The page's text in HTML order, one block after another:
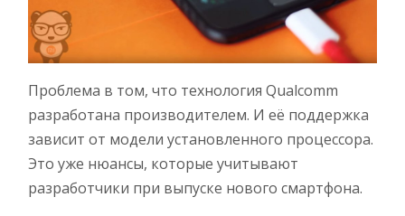
Проблема в том, что технология Qualcomm
разработана производителем. И её поддержка
зависит от модели установленного процессора.
Это уже нюансы, которые учитывают
разработчики при выпуске нового смартфона.